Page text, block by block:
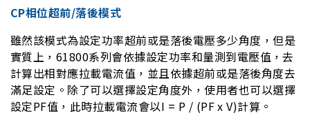
CP相位超前/落後模式
雖然該模式為設定功率超前或是落後電壓多少角度，但是
實質上，61800系列會依據設定功率和量測到電壓值，去
計算出相對應拉載電流值，並且依據超前或是落後角度去
滿足設定。除了可以選擇設定角度外，使用者也可以選擇
設定PF值，此時拉載電流會以I = P / (PF x V)計算。